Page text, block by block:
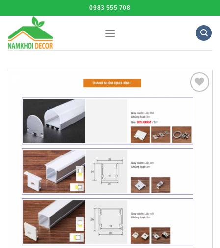
to
content
0983 555 708
Add to